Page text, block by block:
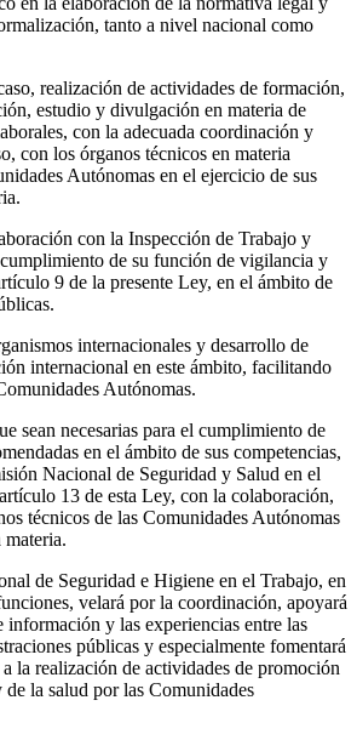
tanto a nivel nacional como
realización de actividades de formación,
estudio y divulgación en materia de
con la adecuada coordinación y
con los órganos técnicos en materia
Autónomas en el ejercicio de sus
con la Inspección de Trabajo y
de su función de vigilancia y
9 de la presente Ley, en el ámbito de
internacionales y desarrollo de
internacional en este ámbito, facilitando
Autónomas.
sean necesarias para el cumplimiento de
en el ámbito de sus competencias,
Nacional de Seguridad y Salud en el
13 de esta Ley, con la colaboración,
técnicos de las Comunidades Autónomas
materia.
de Seguridad e Higiene en el Trabajo, en
velará por la coordinación, apoyará
información y las experiencias entre las
públicas y especialmente fomentará
la realización de actividades de promoción
de la salud por las Comunidades